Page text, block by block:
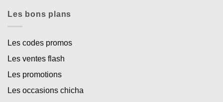
Les bons plans
Les codes promos
Les ventes flash
Les promotions
Les occasions chicha